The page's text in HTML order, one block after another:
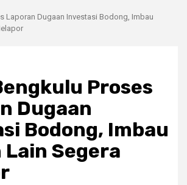
Laporan Dugaan Investasi Bodong, Imbau
Proses
Dugaan
Bodong, Imbau
Lain Segera